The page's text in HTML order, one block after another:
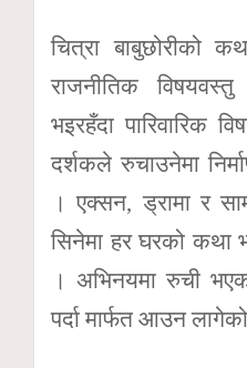
चित्रा बाबुछोरीको
राजनीतिक विषयवस्तु
भइरहँदा पारिवारिक
दर्शकले रुचाउनेमा
। एक्सन, ड्रामा र
सिनेमा हर घरको कथा
। अभिनयमा रुची
पर्दा मार्फत आउन